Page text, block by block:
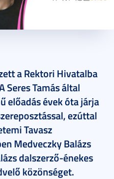
a Rektori Hivatalba
Seres Tamás által
előadás évek óta járja
ezúttal
Tavasz
Medveczky Balázs
dalszerző-énekes
közönséget.